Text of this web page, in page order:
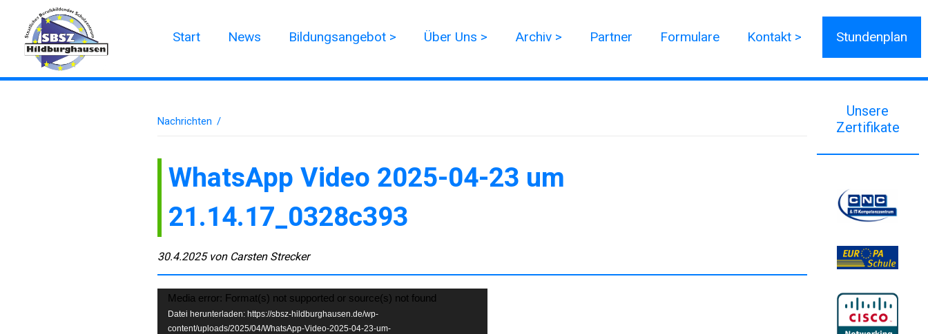
Start News Bildungsangebot > Über Uns > Archiv > Partner Formulare Kontakt > Stundenplan
Nachrichten /
WhatsApp Video 2025-04-23 um
21.14.17_0328c393
30.4.2025 von Carsten Strecker
Video-
Player
Media error: Format(s) not supported or source(s) not found
Datei herunterladen: https://sbsz-hildburghausen.de/wp-
content/uploads/2025/04/WhatsApp-Video-2025-04-23-um-
Unsere
Zertifikate